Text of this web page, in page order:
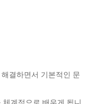
결하면서 기본적인 문